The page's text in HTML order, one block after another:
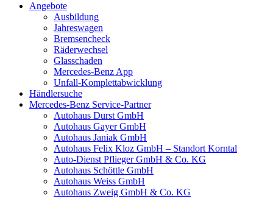
Angebote
Ausbildung
Jahreswagen
Bremsencheck
Räderwechsel
Glasschaden
Mercedes-Benz App
Unfall-Komplettabwicklung
Händlersuche
Mercedes-Benz Service-Partner
Autohaus Durst GmbH
Autohaus Gayer GmbH
Autohaus Janiak GmbH
Autohaus Felix Kloz GmbH – Standort Korntal
Auto-Dienst Pflieger GmbH & Co. KG
Autohaus Schöttle GmbH
Autohaus Weiss GmbH
Autohaus Zweig GmbH & Co. KG